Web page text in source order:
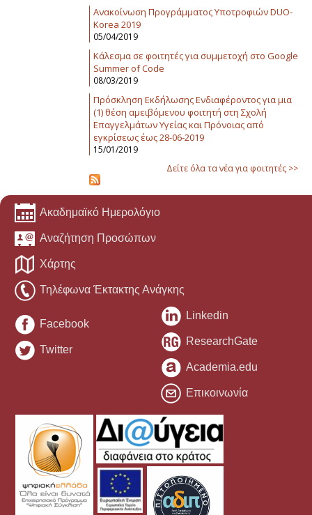
Ανακοίνωση Προγράμματος Υποτροφιών DUO-
Korea 2019
05/04/2019
Κάλεσμα σε φοιτητές για συμμετοχή στο Google
Summer of Code
08/03/2019
Πρόσκληση Εκδήλωσης Ενδιαφέροντος για μια
(1) θέση αμειβόμενου φοιτητή στη Σχολή
Επαγγελμάτων Υγείας και Πρόνοιας από
εγκρίσεως έως 28-06-2019
15/01/2019
Δείτε όλα τα νέα για φοιτητές >>
Ακαδημαϊκό Ημερολόγιο
Αναζήτηση Προσώπων
Χάρτης
Τηλέφωνα Έκτακτης Ανάγκης
Facebook
Twitter
Linkedin
ResearchGate
Academia.edu
Επικοινωνία